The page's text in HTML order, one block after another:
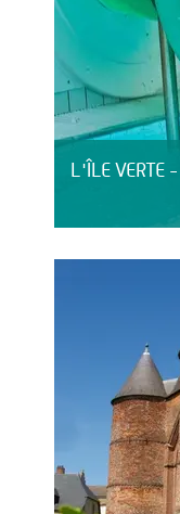
L'ÎLE VERTE